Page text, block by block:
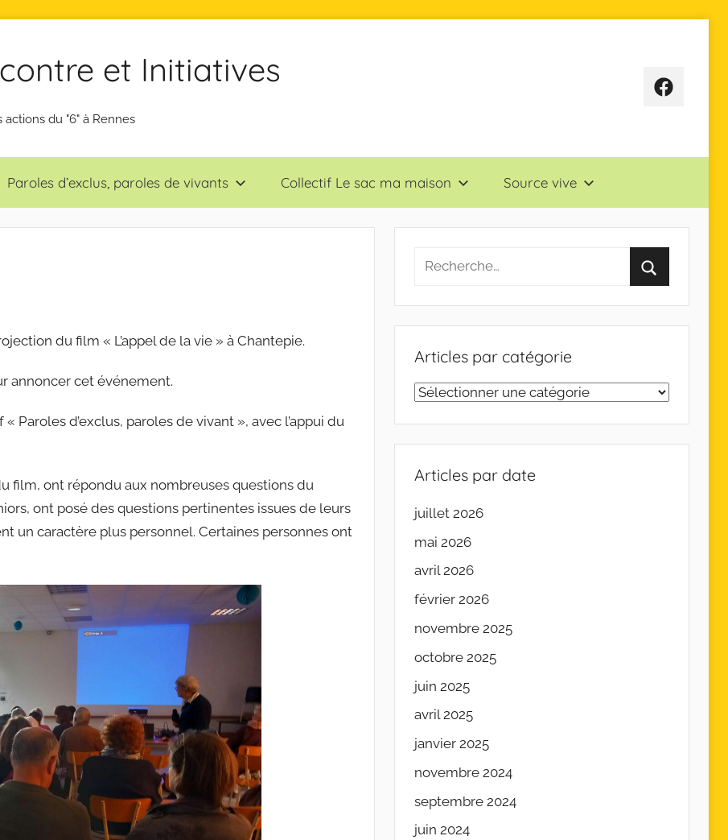
et Initiatives
du "6" à Rennes
Page
Paroles d’exclus, paroles de vivants Collectif Le sac ma maison Source vive
du film « L’appel de la vie » à Chantepie.
annoncer cet événement.
Paroles d’exclus, paroles de vivant », avec l’appui du
film, ont répondu aux nombreuses questions du
ont posé des questions pertinentes issues de leurs
un caractère plus personnel. Certaines personnes ont
Articles par catégorie
Articles
Articles par date
juillet 2026
mai 2026
avril 2026
février 2026
novembre 2025
octobre 2025
juin 2025
avril 2025
janvier 2025
novembre 2024
septembre 2024
juin 2024